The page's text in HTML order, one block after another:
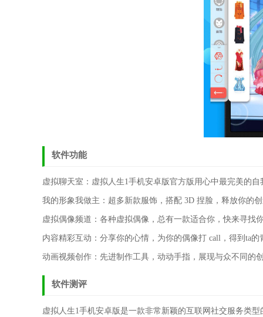
软件功能
虚拟聊天室：虚拟人生1手机安卓版官方版用心中最完美的
我的形象我做主：超多新款服饰，搭配 3D 捏脸，释放你的
虚拟偶像频道：各种虚拟偶像，总有一款适合你，快来寻找
内容精彩互动：分享你的心情，为你的偶像打 call，得到ta的
动画视频创作：先进制作工具，动动手指，展现与众不同的
软件测评
虚拟人生1手机安卓版是一款非常新颖的互联网社交服务类